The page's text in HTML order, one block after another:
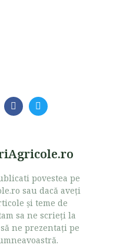
povestea pe
sau dacă aveţi
şi teme de
sa ne scrieţi la
ne prezentaţi pe